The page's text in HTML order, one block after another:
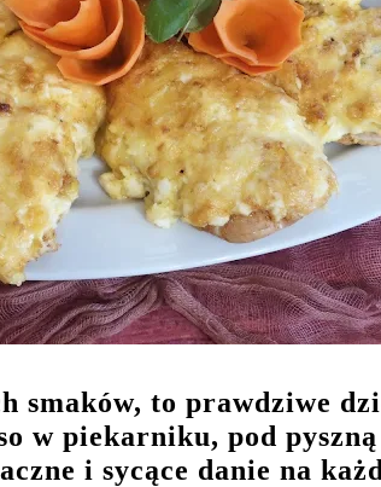
smaków, to prawdziwe
w piekarniku, pod
i sycące danie na